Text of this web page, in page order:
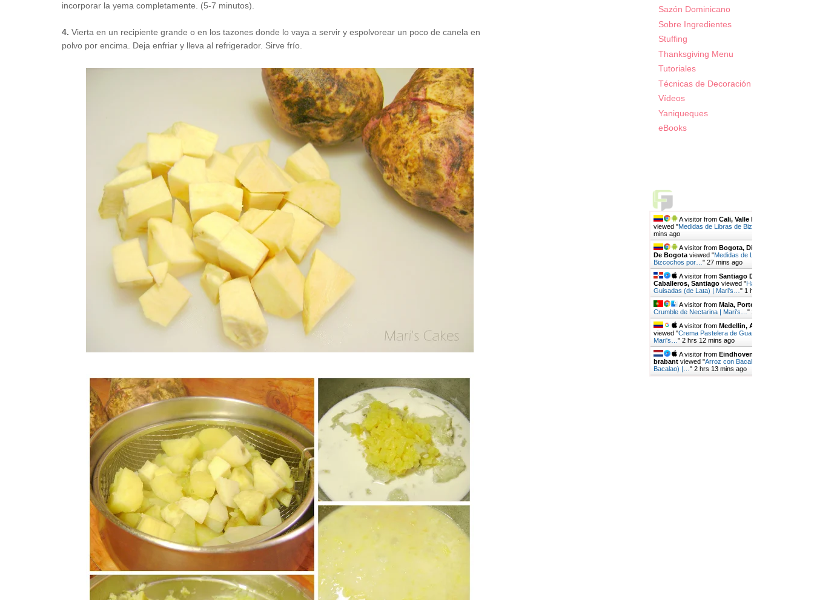
Sazón Dominicano
Sobre Ingredientes
Stuffing
Thanksgiving Menu
Tutoriales
Técnicas de Decoración
Vídeos
Yaniqueques
eBooks
A visitor from Cali, Valle Del Cauca
viewed "Medidas de Libras de Bizcochos por…
mins ago
A visitor from Bogota, Distrito Capital
De Bogotaviewed "Medidas de Libras de
Bizcochos por… " 27 mins ago
A visitor from Santiago De Los
Caballeros, Santiagoviewed "Habichuelas
Guisadas (de Lata) | Mari's… " 1 hr 24 mins ago
A visitor from Maia, Porto
Crumble de Nectarina | Mari's… " 2 hrs 7 mins ago
A visitor from Medellin, Antioquia
viewed "Crema Pastelera de Guanábana |
Mari's… " 2 hrs 12 mins ago
A visitor from Eindhoven, Noord-
brabantviewed "Arroz con Bacalao (Locrio de
Bacalao) |… " 2 hrs 13 mins ago
incorporar la yema completamente. (5-7 minutos).
4. Vierta en un recipiente grande o en los tazones donde lo vaya a servir y espolvorear un poco de canela en
polvo por encima. Deja enfriar y lleva al refrigerador. Sirve frío.